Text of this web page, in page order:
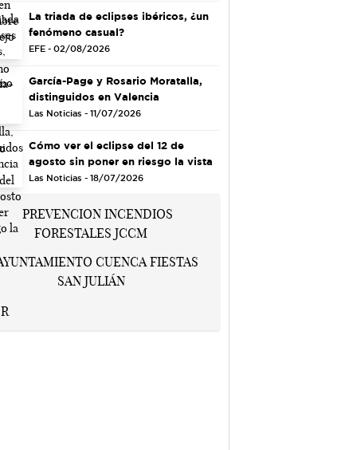
La triada de eclipses ibéricos, ¿un
fenómeno casual?
EFE - 02/08/2026
García-Page y Rosario Moratalla,
distinguidos en Valencia
Las Noticias - 11/07/2026
Cómo ver el eclipse del 12 de
agosto sin poner en riesgo la vista
Las Noticias - 18/07/2026